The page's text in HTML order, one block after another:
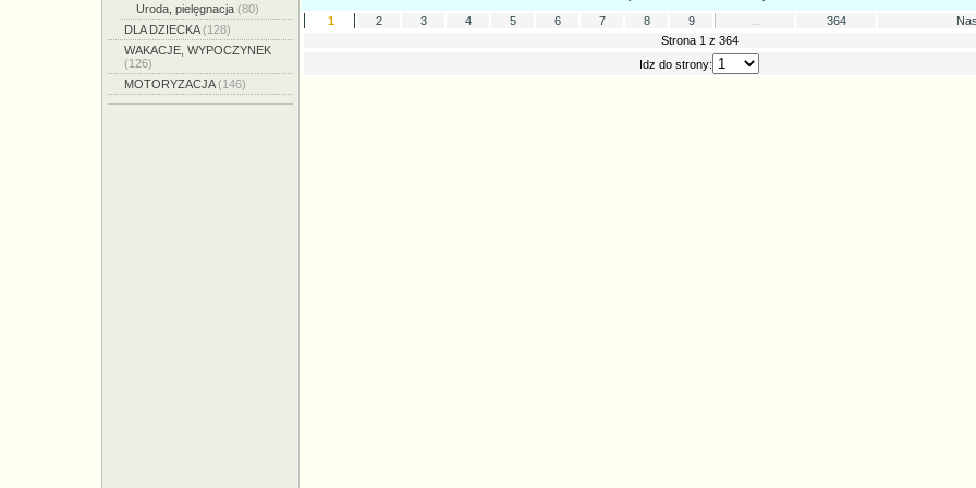
Uroda, pielęgnacja (80)
DLA DZIECKA(128)
WAKACJE, WYPOCZYNEK
(126)
MOTORYZACJA(146)
1 2 3 4 5 6 7 8 9 364
Strona 1 z 364
Idz do strony: